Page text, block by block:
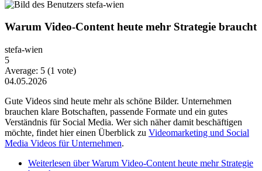
Warum Video-Content heute mehr Strategie braucht
stefa-wien
5
Average: 5 (1 vote)
04.05.2026
Gute Videos sind heute mehr als schöne Bilder. Unternehmen
brauchen klare Botschaften, passende Formate und ein gutes
Verständnis für Social Media. Wer sich näher damit beschäftigen
möchte, findet hier einen Überblick zu Videomarketing und Social
Media Videos für Unternehmen.
Weiterlesen über Warum Video-Content heute mehr Strategie